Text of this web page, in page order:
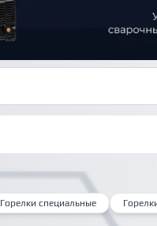
Горелки специальные